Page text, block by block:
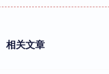
相关文章